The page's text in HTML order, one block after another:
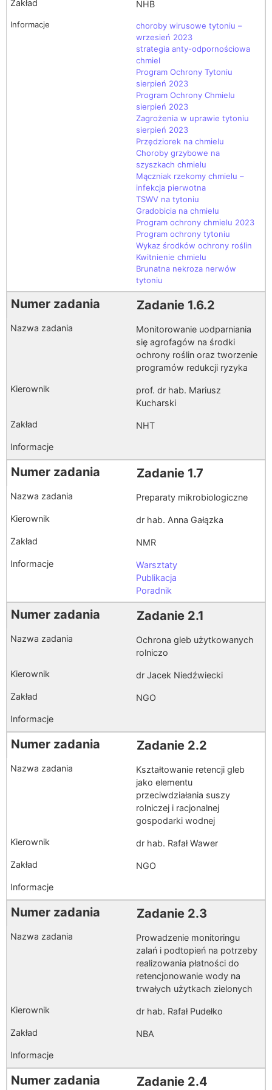
NHB
choroby wirusowe tytoniu –
wrzesień 2023
strategia anty-odpornościowa
chmiel
Program Ochrony Tytoniu
sierpień 2023
Program Ochrony Chmielu
sierpień 2023
Zagrożenia w uprawie tytoniu
sierpień 2023
Przędziorek na chmielu
Choroby grzybowe na
szyszkach chmielu
Mączniak rzekomy chmielu –
infekcja pierwotna
TSWV na tytoniu
Gradobicia na chmielu
Program ochrony chmielu 2023
Program ochrony tytoniu
Wykaz środków ochrony roślin
Kwitnienie chmielu
Brunatna nekroza nerwów
tytoniu
Zadanie 1.6.2
Monitorowanie uodparniania
się agrofagów na środki
ochrony roślin oraz tworzenie
programów redukcji ryzyka
prof. dr hab. Mariusz
Kucharski
NHT
Zadanie 1.7
Preparaty mikrobiologiczne
dr hab. Anna Gałązka
NMR
Warsztaty
Publikacja
Poradnik
Zadanie 2.1
Ochrona gleb użytkowanych
rolniczo
dr Jacek Niedźwiecki
NGO
Zadanie 2.2
Kształtowanie retencji gleb
jako elementu
przeciwdziałania suszy
rolniczej i racjonalnej
gospodarki wodnej
dr hab. Rafał Wawer
NGO
Zadanie 2.3
Prowadzenie monitoringu
zalań i podtopień na potrzeby
realizowania płatności do
retencjonowanie wody na
trwałych użytkach zielonych
dr hab. Rafał Pudełko
NBA
Zadanie 2.4